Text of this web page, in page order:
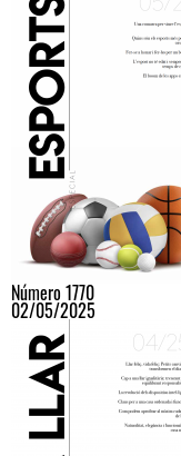
Número 1770
02/05/2025